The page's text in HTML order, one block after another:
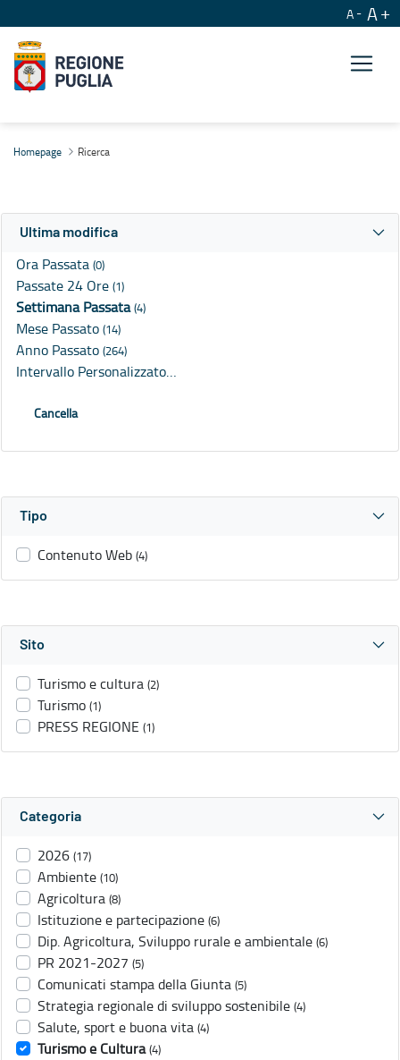
A A
Homepage Ricerca
Ultima modifica
Ora Passata (0)
Passate 24 Ore (1)
Settimana Passata(4)
Mese Passato (14)
Anno Passato (264)
Intervallo Personalizzato…
Cancella
Tipo
Contenuto Web (4)
Sito
Turismo e cultura (2)
Turismo (1)
PRESS REGIONE (1)
Categoria
2026 (17)
Ambiente (10)
Agricoltura (8)
Istituzione e partecipazione (6)
Dip. Agricoltura, Sviluppo rurale e ambientale (6)
PR 2021-2027 (5)
Comunicati stampa della Giunta (5)
Strategia regionale di sviluppo sostenibile (4)
Salute, sport e buona vita (4)
Turismo e Cultura (4)